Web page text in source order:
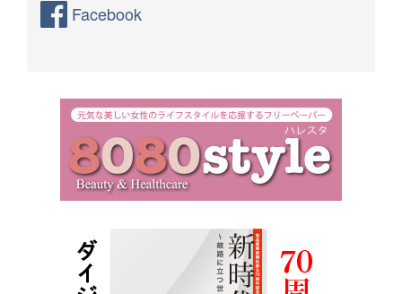
Facebook